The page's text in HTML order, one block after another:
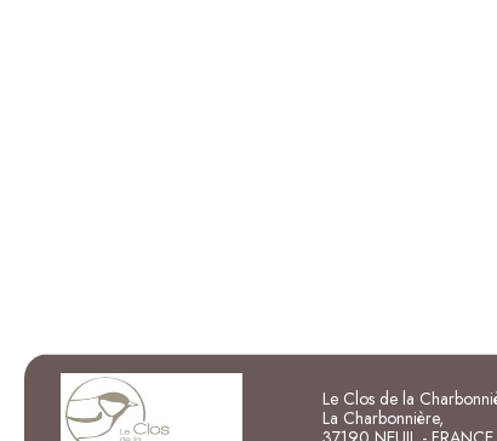
Le Clos de la
La Charbonnière,